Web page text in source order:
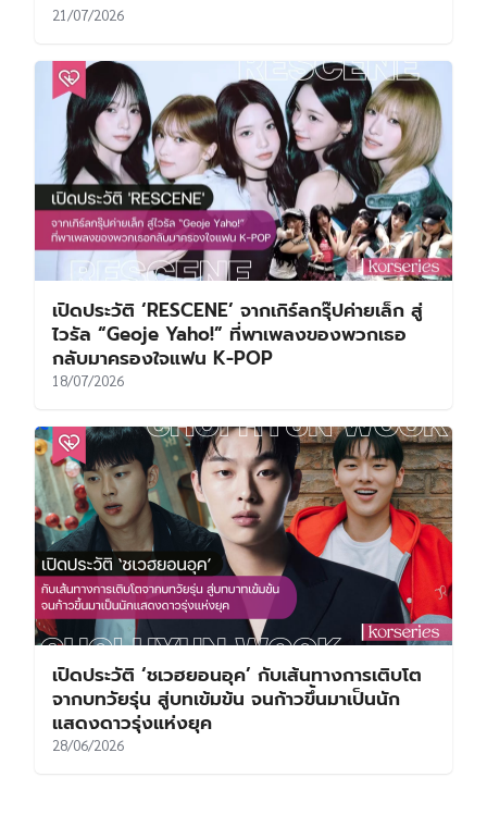
เปิดประวัติ ‘โซจีซอบ’ จากอดีตนักกีฬาว่ายน้ำ สู่
พระเอกแถวหน้าผู้ครองใจผู้ชมมากว่า 30 ปี
26/07/2026
เปิดประวัติ ‘ฮวังอินยอบ’ นักเรียนคนโปรดของ
คอซีรีส์ กับเส้นทางนักแสดงที่เริ่มต้นในวัยเกือบ
เลขสาม
21/07/2026